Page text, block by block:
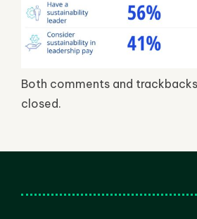
Both comments and
closed.